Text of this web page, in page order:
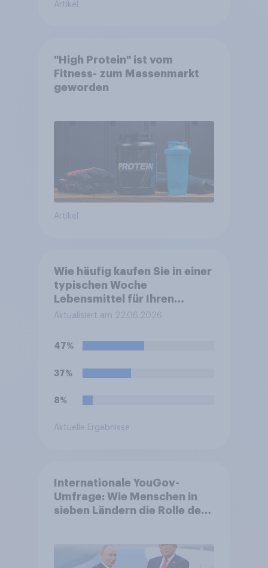
Artikel
"High Protein" ist vom
Fitness- zum Massenmarkt
geworden
Artikel
Wie häufig kaufen Sie in einer
typischen Woche
Lebensmittel für Ihren
eigenen Haushalt in einem
ein?
Aktualisiert am 22.06.2026
47%
37%
8%
Aktuelle Ergebnisse
Internationale YouGov-
Umfrage: Wie Menschen in
sieben Ländern die Rolle der
Bedrohungen und Bündnisse
bewerten